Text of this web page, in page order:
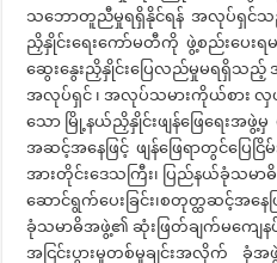
သဘောတူညီမှုရရှိနိုင်ရန် အလုပ်ရှင်သ
ညှိနှိုင်းရေးကော်မတီကို ဖွဲ့စည်းပေး
ဆွေးနွေးညှိနှိုင်းပြေလည်မှုမရရှိသည့် အ
အလုပ်ရှင် ၊ အလုပ်သမားကိုယ်စား လှယ်
သော မြို့နယ်ညှိနှိုင်းဖျန်ဖြေရေးအဖွဲ့မှ
အဆင့်အနေဖြင့် ဖျန်ဖြေရာတွင်ပြေငြိ
အားတိုင်းဒေသကြီး၊ ပြည်နယ်ခုံသမ
ဆောင်ရွက်ပေးခြင်း၊စတုတ္ထဆင့်အနေ
ခုံသမာဓိအဖွဲ့၏ ဆုံးဖြတ်ချက်မကျေန
အငြင်းပွားမှုတစ်မှုချင်းအလိုက် ခုံအ